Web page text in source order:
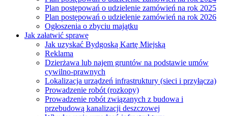
Plan postępowań o udzielenie zamówień na rok 2025
Plan postępowań o udzielenie zamówień na rok 2026
Ogłoszenia o zbyciu majątku
Jak załatwić sprawę
Jak uzyskać Bydgoską Kartę Miejską
Reklama
Dzierżawa lub najem gruntów na podstawie umów
cywilno-prawnych
Lokalizacja urządzeń infrastruktury (sieci i przyłącza)
Prowadzenie robót (rozkopy)
Prowadzenie robót związanych z budowa i
przebudową kanalizacji deszczowej